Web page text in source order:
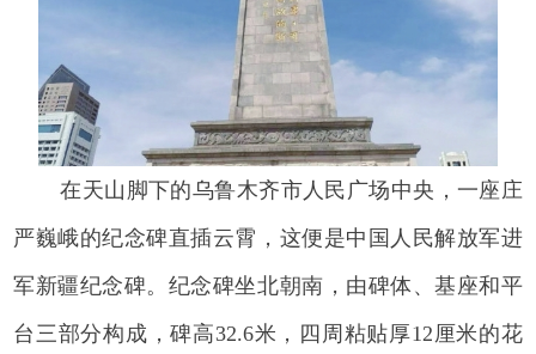
在天山脚下的乌鲁木齐市人民广场中央，一座庄
严巍峨的纪念碑直插云霄，这便是中国人民解放军进
军新疆纪念碑。纪念碑坐北朝南，由碑体、基座和平
台三部分构成，碑高32.6米，四周粘贴厚12厘米的花